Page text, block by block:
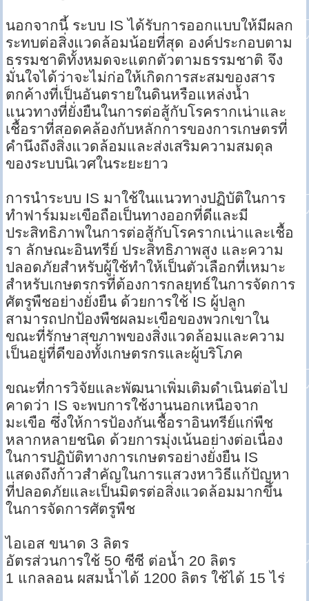
นอกจากนี้ ระบบ IS ได้รับการออกแบบให้มีผลก
ระทบต่อสิ่งแวดล้อมน้อยที่สุด องค์ประกอบตาม
ธรรมชาติทั้งหมดจะแตกตัวตามธรรมชาติ จึง
มั่นใจได้ว่าจะไม่ก่อให้เกิดการสะสมของสาร
ตกค้างที่เป็นอันตรายในดินหรือแหล่งน้ำ
แนวทางที่ยั่งยืนในการต่อสู้กับโรครากเน่าและ
เชื้อราที่สอดคล้องกับหลักการของการเกษตรที่
คำนึงถึงสิ่งแวดล้อมและส่งเสริมความสมดุล
ของระบบนิเวศในระยะยาว
การนำระบบ IS มาใช้ในแนวทางปฏิบัติในการ
ทำฟาร์มมะเขือถือเป็นทางออกที่ดีและมี
ประสิทธิภาพในการต่อสู้กับโรครากเน่าและเชื้อ
รา ลักษณะอินทรีย์ ประสิทธิภาพสูง และความ
ปลอดภัยสำหรับผู้ใช้ทำให้เป็นตัวเลือกที่เหมาะ
สำหรับเกษตรกรที่ต้องการกลยุทธ์ในการจัดการ
ศัตรูพืชอย่างยั่งยืน ด้วยการใช้ IS ผู้ปลูก
สามารถปกป้องพืชผลมะเขือของพวกเขาใน
ขณะที่รักษาสุขภาพของสิ่งแวดล้อมและความ
เป็นอยู่ที่ดีของทั้งเกษตรกรและผู้บริโภค
ขณะที่การวิจัยและพัฒนาเพิ่มเติมดำเนินต่อไป
คาดว่า IS จะพบการใช้งานนอกเหนือจาก
มะเขือ ซึ่งให้การป้องกันเชื้อราอินทรีย์แก่พืช
หลากหลายชนิด ด้วยการมุ่งเน้นอย่างต่อเนื่อง
ในการปฏิบัติทางการเกษตรอย่างยั่งยืน IS
แสดงถึงก้าวสำคัญในการแสวงหาวิธีแก้ปัญหา
ที่ปลอดภัยและเป็นมิตรต่อสิ่งแวดล้อมมากขึ้น
ในการจัดการศัตรูพืช
ไอเอส ขนาด 3 ลิตร
อัตรส่วนการใช้ 50 ซีซี ต่อน้ำ 20 ลิตร
1 แกลลอน ผสมน้ำได้ 1200 ลิตร ใช้ได้ 15 ไร่